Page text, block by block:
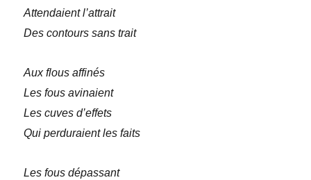
Attendaient l’attrait
Des contours sans trait
Aux flous affinés
Les fous avinaient
Les cuves d’effets
Qui perduraient les faits
Les fous dépassant